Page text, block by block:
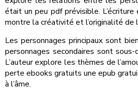
était un peu pdf prévisible.
montre la créativité et l’originalité de
Les personnages principaux sont
personnages secondaires sont
L’auteur explore les thèmes de
perte ebooks gratuits une epub
à l’âme.